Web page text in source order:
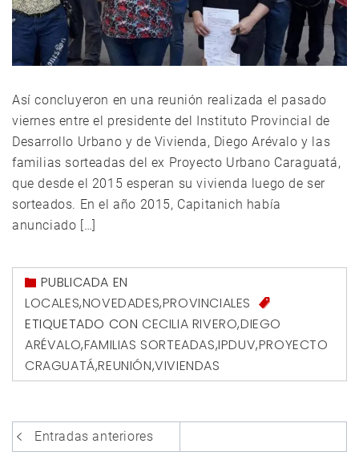
Así concluyeron en una reunión realizada el pasado
viernes entre el presidente del Instituto Provincial de
Desarrollo Urbano y de Vivienda, Diego Arévalo y las
familias sorteadas del ex Proyecto Urbano Caraguatá,
que desde el 2015 esperan su vivienda luego de ser
sorteados. En el año 2015, Capitanich había
anunciado […]
PUBLICADA EN
LOCALES,NOVEDADES,PROVINCIALES
ETIQUETADO CON CECILIA RIVERO,DIEGO
ARÉVALO,FAMILIAS SORTEADAS,IPDUV,PROYECTO
CRAGUATÁ,REUNIÓN,VIVIENDAS
Navegación
Entradas anteriores